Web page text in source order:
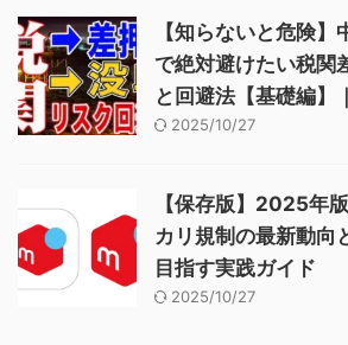
【知らないと危険
で絶対避けたい税関
と回避法【基礎編】
2025/10/27
【保存版】2025年
カリ規制の最新動向
目指す実践ガイド
2025/10/27